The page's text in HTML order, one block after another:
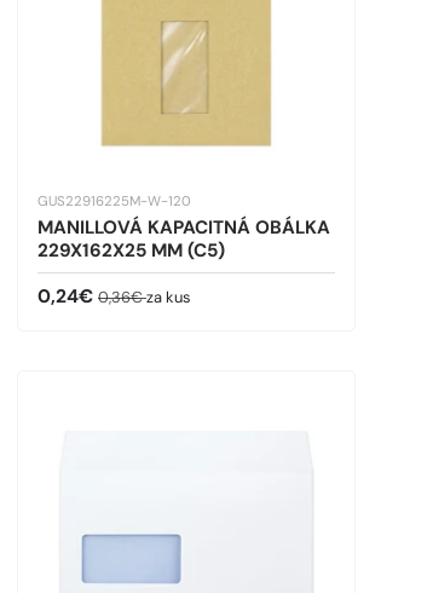
GUS22916225M-W-120
MANILLOVÁ KAPACITNÁ OBÁLKA
229X162X25 MM (C5)
Predajná cena
0,24€ Bežná cena
0,36€za kus